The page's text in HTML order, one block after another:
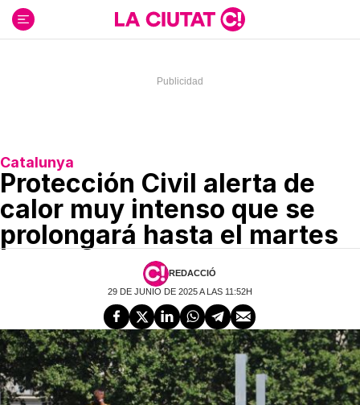
contenido
Catalunya
Protección Civil alerta de
calor muy intenso que se
prolongará hasta el martes
REDACCIÓ
29 DE JUNIO DE 2025 A LAS 11:52H